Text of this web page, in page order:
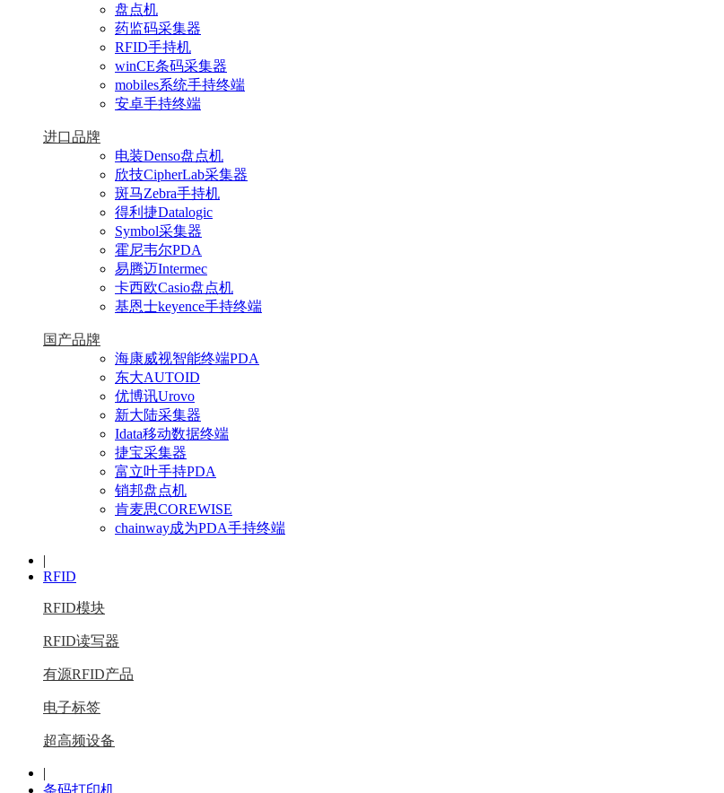
盘点机
药监码采集器
RFID手持机
winCE条码采集器
mobiles系统手持终端
安卓手持终端
进口品牌
电装Denso盘点机
欣技CipherLab采集器
斑马Zebra手持机
得利捷Datalogic
Symbol采集器
霍尼韦尔PDA
易腾迈Intermec
卡西欧Casio盘点机
基恩士keyence手持终端
国产品牌
海康威视智能终端PDA
东大AUTOID
优博讯Urovo
新大陆采集器
Idata移动数据终端
捷宝采集器
富立叶手持PDA
销邦盘点机
肯麦思COREWISE
chainway成为PDA手持终端
|
RFID
RFID模块
RFID读写器
有源RFID产品
电子标签
超高频设备
|
条码打印机